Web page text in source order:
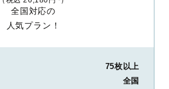
全国対応の
人気プラン！
75枚以上
全国